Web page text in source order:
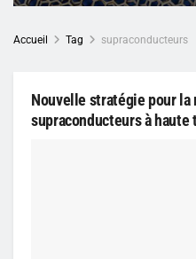
Accueil Tag supraconducteurs
Nouvelle stratégie pour la
supraconducteurs à haute